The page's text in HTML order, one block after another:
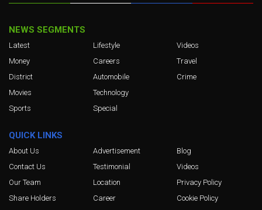
NEWS SEGMENTS
Latest
Money
District
Movies
Sports
Lifestyle
Careers
Automobile
Technology
Special
Videos
Travel
Crime
QUICK LINKS
About Us
Contact Us
Our Team
Share Holders
Advertisement
Testimonial
Location
Career
Blog
Videos
Privacy Policy
Cookie Policy